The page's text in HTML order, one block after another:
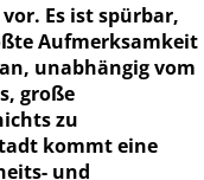
Es ist spürbar,
Aufmerksamkeit
unabhängig vom
große
zu
kommt eine
und